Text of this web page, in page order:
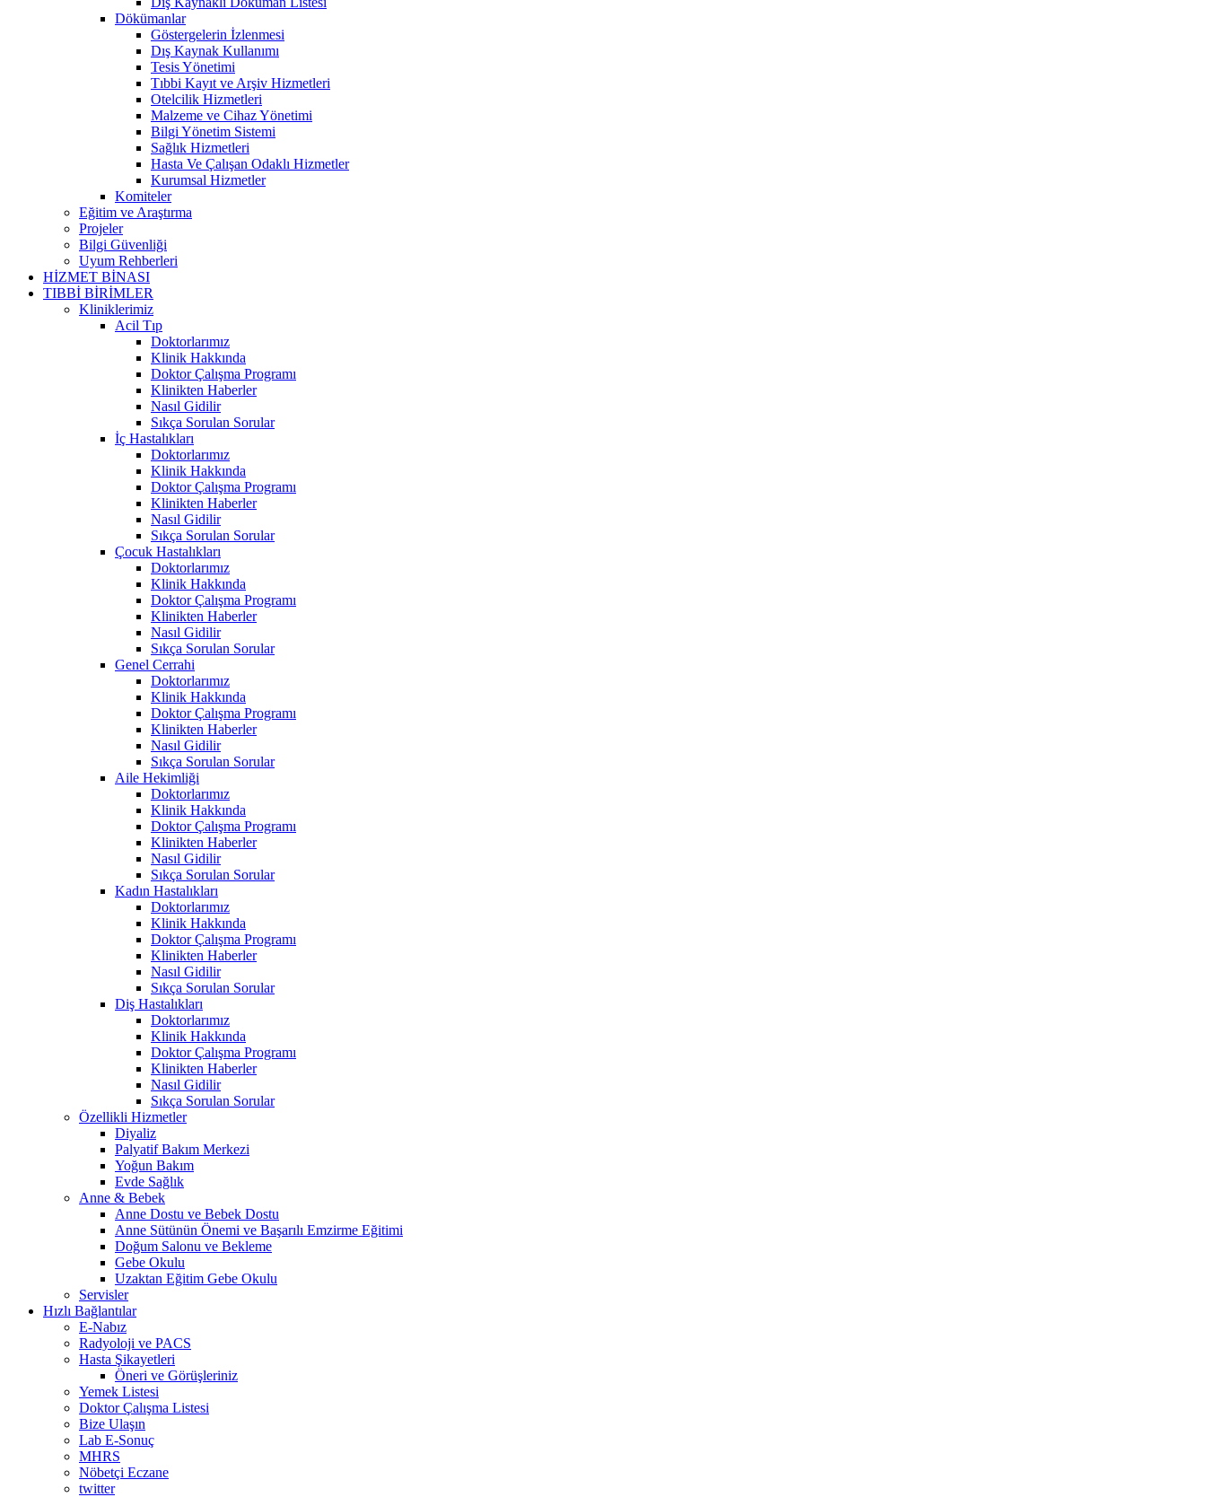
Dökümanlar
Göstergelerin İzlenmesi
Dış Kaynak Kullanımı
Tesis Yönetimi
Tıbbi Kayıt ve Arşiv Hizmetleri
Otelcilik Hizmetleri
Malzeme ve Cihaz Yönetimi
Bilgi Yönetim Sistemi
Sağlık Hizmetleri
Hasta Ve Çalışan Odaklı Hizmetler
Kurumsal Hizmetler
Komiteler
Eğitim ve Araştırma
Projeler
Bilgi Güvenliği
Uyum Rehberleri
HİZMET BİNASI
TIBBİ BİRİMLER
Kliniklerimiz
Acil Tıp
Doktorlarımız
Klinik Hakkında
Doktor Çalışma Programı
Klinikten Haberler
Nasıl Gidilir
Sıkça Sorulan Sorular
İç Hastalıkları
Doktorlarımız
Klinik Hakkında
Doktor Çalışma Programı
Klinikten Haberler
Nasıl Gidilir
Sıkça Sorulan Sorular
Çocuk Hastalıkları
Doktorlarımız
Klinik Hakkında
Doktor Çalışma Programı
Klinikten Haberler
Nasıl Gidilir
Sıkça Sorulan Sorular
Genel Cerrahi
Doktorlarımız
Klinik Hakkında
Doktor Çalışma Programı
Klinikten Haberler
Nasıl Gidilir
Sıkça Sorulan Sorular
Aile Hekimliği
Doktorlarımız
Klinik Hakkında
Doktor Çalışma Programı
Klinikten Haberler
Nasıl Gidilir
Sıkça Sorulan Sorular
Kadın Hastalıkları
Doktorlarımız
Klinik Hakkında
Doktor Çalışma Programı
Klinikten Haberler
Nasıl Gidilir
Sıkça Sorulan Sorular
Diş Hastalıkları
Doktorlarımız
Klinik Hakkında
Doktor Çalışma Programı
Klinikten Haberler
Nasıl Gidilir
Sıkça Sorulan Sorular
Özellikli Hizmetler
Diyaliz
Palyatif Bakım Merkezi
Yoğun Bakım
Evde Sağlık
Anne & Bebek
Anne Dostu ve Bebek Dostu
Anne Sütünün Önemi ve Başarılı Emzirme Eğitimi
Doğum Salonu ve Bekleme
Gebe Okulu
Uzaktan Eğitim Gebe Okulu
Servisler
Hızlı Bağlantılar
E-Nabız
Radyoloji ve PACS
Hasta Şikayetleri
Öneri ve Görüşleriniz
Yemek Listesi
Doktor Çalışma Listesi
Bize Ulaşın
Lab E-Sonuç
MHRS
Nöbetçi Eczane
twitter